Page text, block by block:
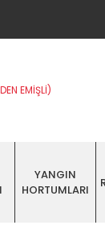
YANGIN
HORTUMLARI